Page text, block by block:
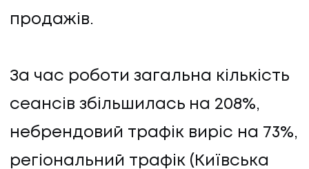
продажів.
За час роботи загальна кількість
сеансів збільшилась на 208%,
небрендовий трафік виріс на 73%,
регіональний трафік (Київська